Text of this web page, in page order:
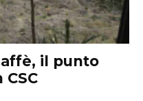
il punto